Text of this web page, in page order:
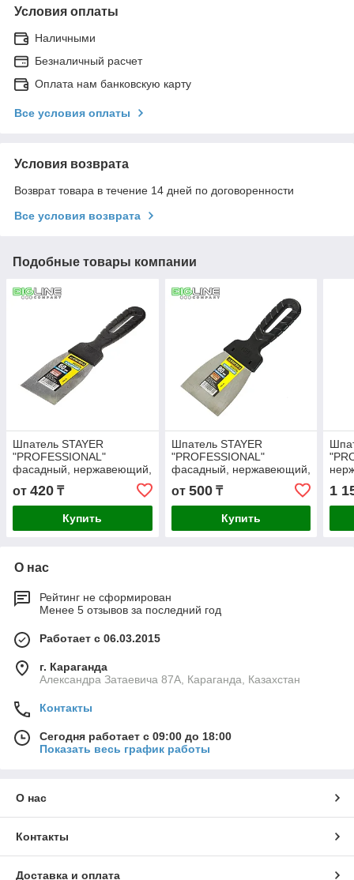
Условия оплаты
Наличными
Безналичный расчет
Оплата нам банковскую карту
Все условия оплаты
Условия возврата
Возврат товара в течение 14 дней по договоренности
Все условия возврата
Подобные товары компании
Шпатель STAYER
"PROFESSIONAL"
фасадный, нержавеющий,
60 мм. (12)
от 420 ₸
Купить
Шпатель STAYER
"PROFESSIONAL"
фасадный, нержавеющий,
80 мм. (12)
от 500₸
Купить
1
О нас
Рейтинг не сформирован
Менее 5 отзывов за последний год
Работает с 06.03.2015
г. Караганда
Александра Затаевича 87А, Караганда, Казахстан
Контакты
Сегодня работает с 09:00 до 18:00
Показать весь график работы
О нас
Контакты
Доставка и оплата